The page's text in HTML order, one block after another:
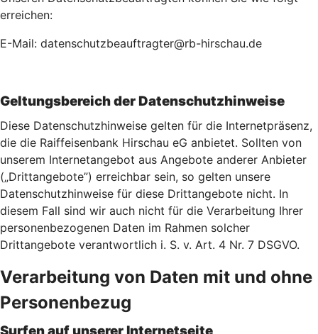
erreichen:
E-Mail: datenschutzbeauftragter@rb-hirschau.de
Geltungsbereich der Datenschutzhinweise
Diese Datenschutzhinweise gelten für die Internetpräsenz,
die die Raiffeisenbank Hirschau eG anbietet. Sollten von
unserem Internetangebot aus Angebote anderer Anbieter
(„Drittangebote”) erreichbar sein, so gelten unsere
Datenschutzhinweise für diese Drittangebote nicht. In
diesem Fall sind wir auch nicht für die Verarbeitung Ihrer
personenbezogenen Daten im Rahmen solcher
Drittangebote verantwortlich i. S. v. Art. 4 Nr. 7 DSGVO.
Verarbeitung von Daten mit und ohne
Personenbezug